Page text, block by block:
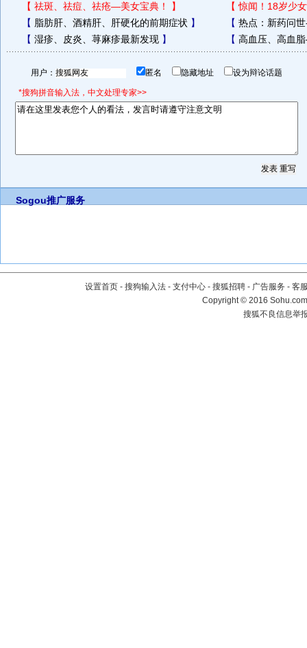
【 祛斑、祛痘、祛疮—美女宝典！ 】 【惊闻！18岁少
【 脂肪肝、酒精肝、肝硬化的前期症状 】 【 热点：新药问
【 湿疹、皮炎、荨麻疹最新发现】 【 高血压、高血
用户： 匿名 隐藏地址 设为辩论话题
*搜狗拼音输入法，中文处理专家>>
Sogou推广服务
设置首页 - 搜狗输入法 - 支付中心 - 搜狐招聘 - 广告服务 - 客
Copyright©2016
搜狐不良信息举